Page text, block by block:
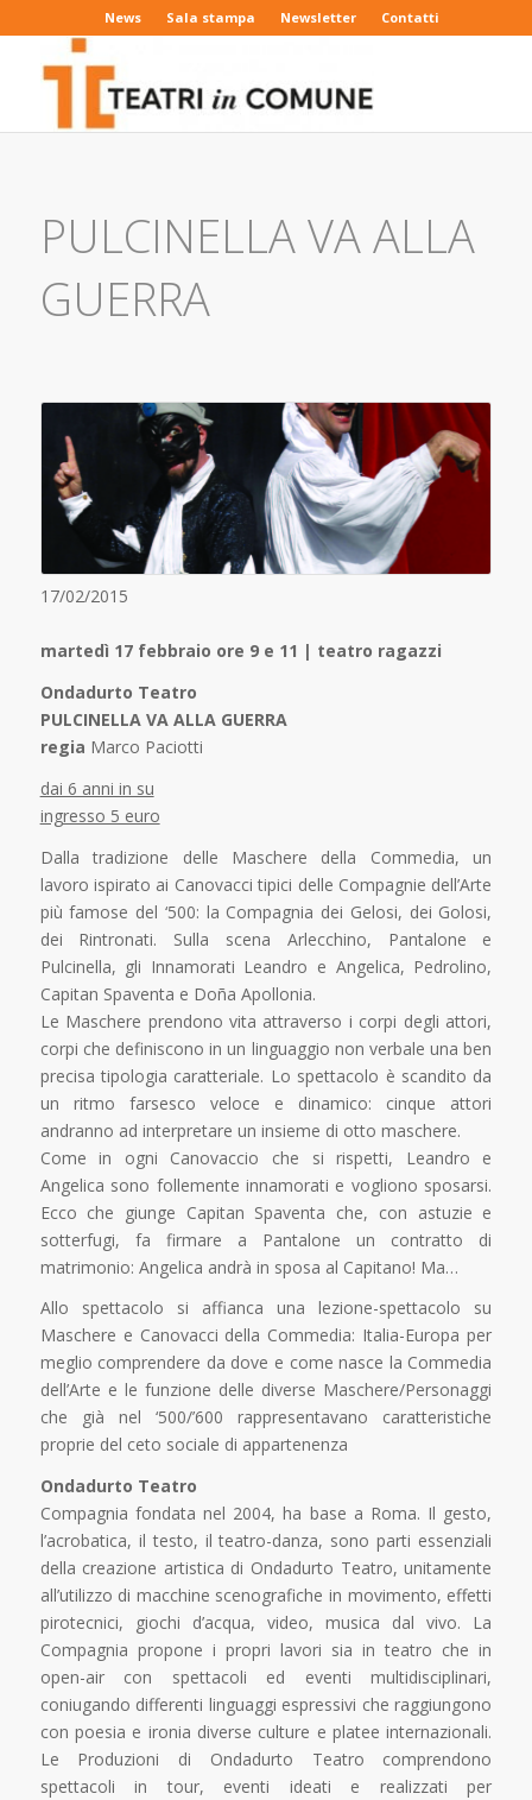
News Sala stampa Newsletter Contatti
PULCINELLA VA ALLA
GUERRA
17/02/2015
martedì 17 febbraio ore 9 e 11 | teatro ragazzi
Ondadurto Teatro
PULCINELLA VA ALLA GUERRA
regia Marco Paciotti
dai 6 anni in su
ingresso 5 euro
Dalla tradizione delle Maschere della Commedia, un
lavoro ispirato ai Canovacci tipici delle Compagnie dell’Arte
più famose del ‘500: la Compagnia dei Gelosi, dei Golosi,
dei Rintronati. Sulla scena Arlecchino, Pantalone e
Pulcinella, gli Innamorati Leandro e Angelica, Pedrolino,
Capitan Spaventa e Doña Apollonia.
Le Maschere prendono vita attraverso i corpi degli attori,
corpi che definiscono in un linguaggio non verbale una ben
precisa tipologia caratteriale. Lo spettacolo è scandito da
un ritmo farsesco veloce e dinamico: cinque attori
andranno ad interpretare un insieme di otto maschere.
Come in ogni Canovaccio che si rispetti, Leandro e
Angelica sono follemente innamorati e vogliono sposarsi.
Ecco che giunge Capitan Spaventa che, con astuzie e
sotterfugi, fa firmare a Pantalone un contratto di
matrimonio: Angelica andrà in sposa al Capitano! Ma…
Allo spettacolo si affianca una lezione-spettacolo su
Maschere e Canovacci della Commedia: Italia-Europa per
meglio comprendere da dove e come nasce la Commedia
dell’Arte e le funzione delle diverse Maschere/Personaggi
che già nel ‘500/’600 rappresentavano caratteristiche
proprie del ceto sociale di appartenenza
Ondadurto Teatro
Compagnia fondata nel 2004, ha base a Roma. Il gesto,
l’acrobatica, il testo, il teatro-danza, sono parti essenziali
della creazione artistica di Ondadurto Teatro, unitamente
all’utilizzo di macchine scenografiche in movimento, effetti
pirotecnici, giochi d’acqua, video, musica dal vivo. La
Compagnia propone i propri lavori sia in teatro che in
open-air con spettacoli ed eventi multidisciplinari,
coniugando differenti linguaggi espressivi che raggiungono
con poesia e ironia diverse culture e platee internazionali.
Le Produzioni di Ondadurto Teatro comprendono
spettacoli in tour, eventi ideati e realizzati per